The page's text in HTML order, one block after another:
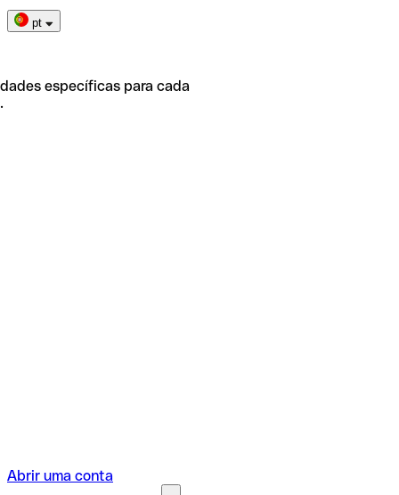
pt
específicas para cada
Abrir uma conta